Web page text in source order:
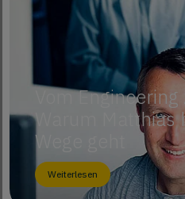
Vom Engineering
Warum Matthias
Wege geht
Weiterlesen